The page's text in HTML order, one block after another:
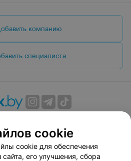
компанию
специалиста
договор
Способы оплаты
по использованию сервиса
«Афиша»
cookie
cookie для обеспечения
сайта, его улучшения, сбора